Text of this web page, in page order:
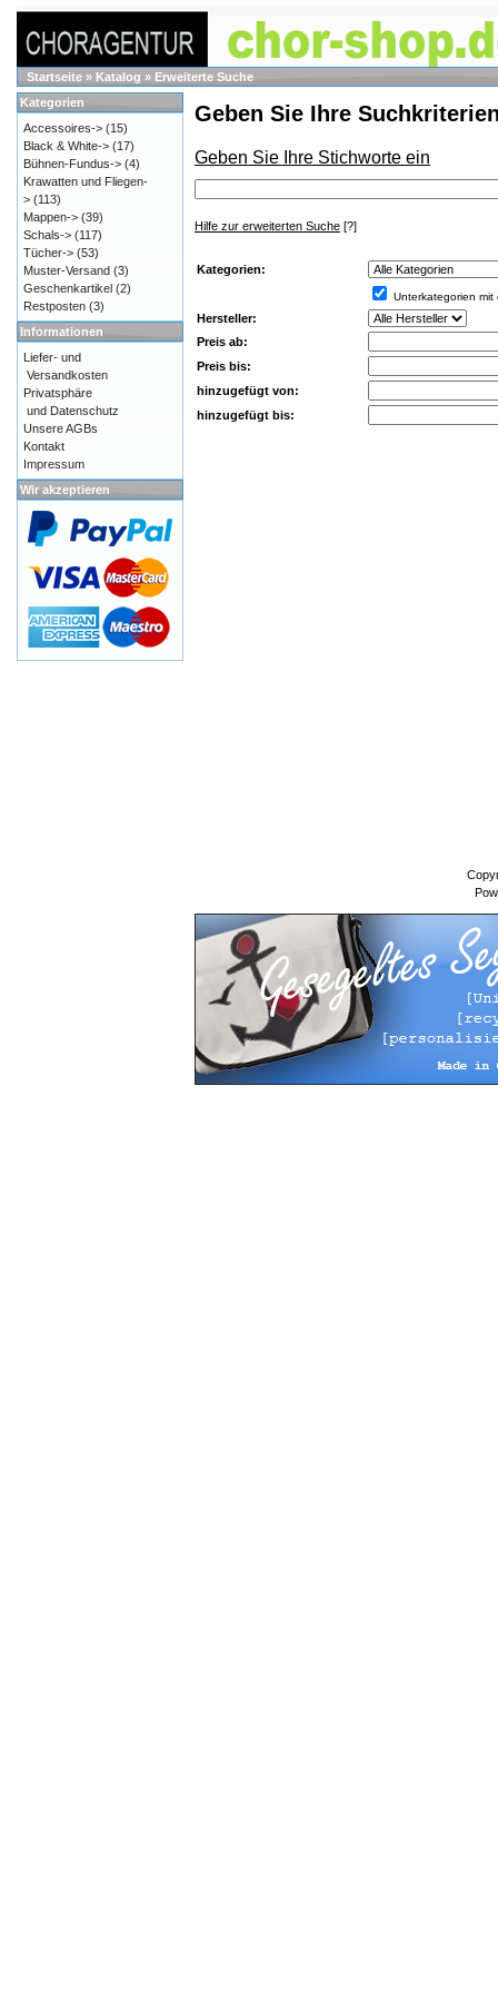
Startseite » Katalog » Erweiterte Suche
Geben Sie Ihre
Geben Sie Ihre Stichworte ein
Hilfe zur erweiterten Suche [?]
Kategorien:
Unterkategorien mit
Hersteller:
Preis ab:
Preis bis:
hinzugefügt von:
hinzugefügt bis:
Kategorien
Accessoires-> (15)
Black & White-> (17)
Bühnen-Fundus-> (4)
Krawatten und Fliegen-
> (113)
Mappen-> (39)
Schals-> (117)
Tücher-> (53)
Muster-Versand (3)
Geschenkartikel (2)
Restposten (3)
Informationen
Liefer- und
Versandkosten
Privatsphäre
und Datenschutz
Unsere AGBs
Kontakt
Impressum
Wir akzeptieren